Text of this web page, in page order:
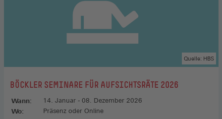
:BÖCKLER SEMINARE FÜR AUFSICHTSRÄTE 2026
Quelle: HBS
Wann: 14. Januar - 08. Dezember 2026
Wo: Präsenz oder Online